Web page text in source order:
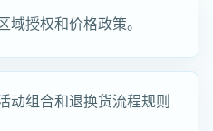
域授权和价格政策。
动组合和退换货流程规则